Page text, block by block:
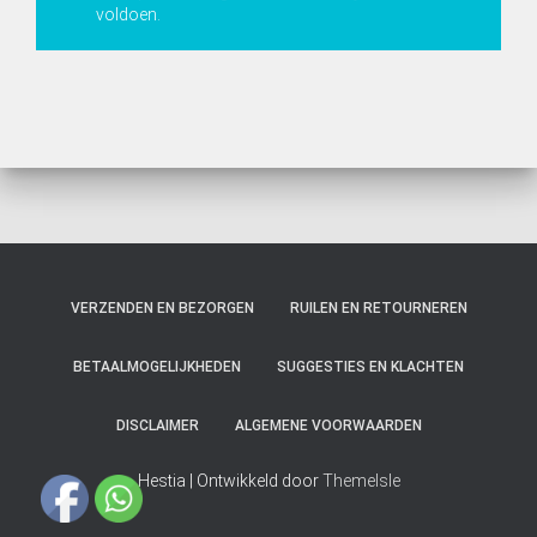
voldoen.
VERZENDEN EN BEZORGEN RUILEN EN RETOURNEREN
BETAALMOGELIJKHEDEN SUGGESTIES EN KLACHTEN
DISCLAIMER ALGEMENE VOORWAARDEN
Hestia | Ontwikkeld doorThemeIsle